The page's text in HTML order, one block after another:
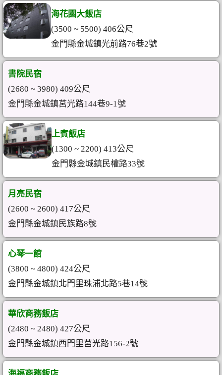
海花園大飯店
(3500 ~ 5500) 406公尺
金門縣金城鎮光前路76巷2號
書院民宿
(2680 ~ 3980) 409公尺
金門縣金城鎮莒光路144巷9-1號
上賓飯店
(1300 ~ 2200) 413公尺
金門縣金城鎮民權路33號
月亮民宿
(2600 ~ 2600) 417公尺
金門縣金城鎮民族路8號
心琴一館
(3800 ~ 4800) 424公尺
金門縣金城鎮北門里珠浦北路5巷14號
華欣商務飯店
(2480 ~ 2480) 427公尺
金門縣金城鎮西門里莒光路156-2號